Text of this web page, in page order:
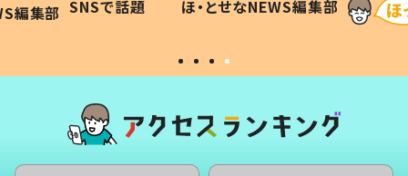
編集部 #令和の子
SNSで話題 ほ・とせなNEWS編集部
い」